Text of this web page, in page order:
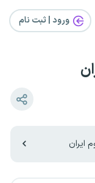
ورود | ثبت‌ نام
ایران